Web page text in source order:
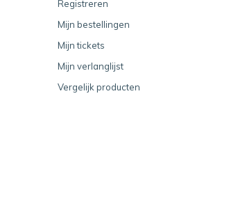
Registreren
Mijn bestellingen
Mijn tickets
Mijn verlanglijst
Vergelijk producten